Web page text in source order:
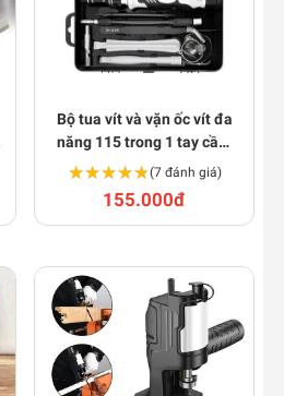
Bộ tua vít và vặn ốc vít đa
năng 115 trong 1 tay cầm
chống trượt cao cấp S177
★★★★★
★★★★★(7 đánh giá)
155.000đ